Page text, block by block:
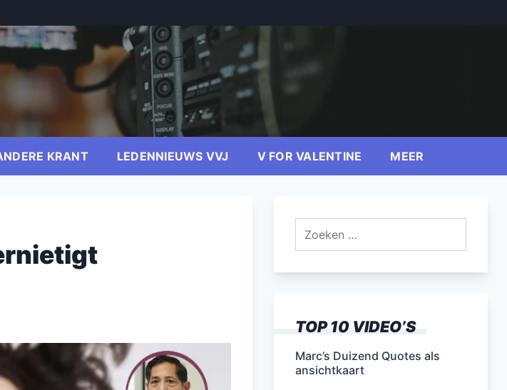
KRANT LEDENNIEUWS VVJ V FOR VALENTINE MEER
TOP 10 VIDEO’S
Marc’s Duizend Quotes als
ansichtkaart